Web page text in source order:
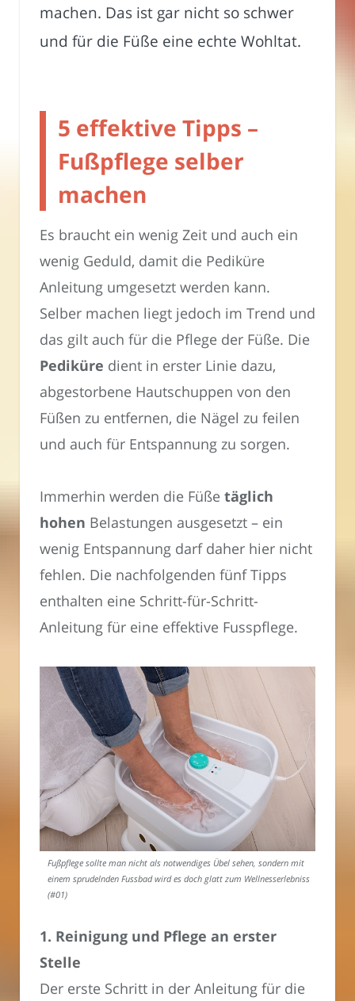
machen. Das ist gar nicht so schwer
und für die Füße eine echte Wohltat.
5 effektive Tipps –
Fußpflege selber
machen
Es braucht ein wenig Zeit und auch ein
wenig Geduld, damit die Pediküre
Anleitung umgesetzt werden kann.
Selber machen liegt jedoch im Trend und
das gilt auch für die Pflege der Füße. Die
Pediküre dient in erster Linie dazu,
abgestorbene Hautschuppen von den
Füßen zu entfernen, die Nägel zu feilen
und auch für Entspannung zu sorgen.
Immerhin werden die Füße täglich
hohen Belastungen ausgesetzt – ein
wenig Entspannung darf daher hier nicht
fehlen. Die nachfolgenden fünf Tipps
enthalten eine Schritt-für-Schritt-
Anleitung für eine effektive Fusspflege.
Fußpflege sollte man nicht als notwendiges Übel sehen, sondern mit
einem sprudelnden Fussbad wird es doch glatt zum Wellnesserlebniss
(#01)
1. Reinigung und Pflege an erster
Stelle
Der erste Schritt in der Anleitung für die